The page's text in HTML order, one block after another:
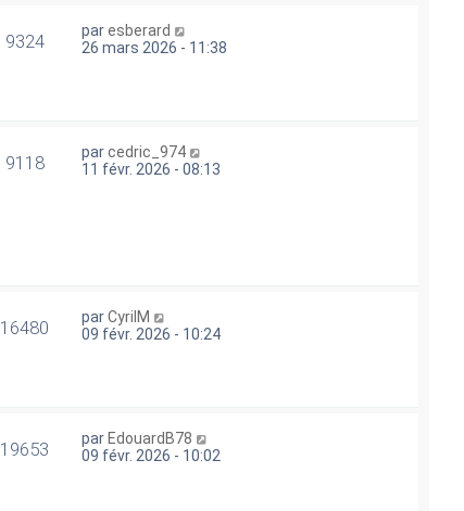
9324 paresberard
26 mars 2026 - 11:38
9118 parcedric_974
11 févr. 2026 - 08:13
16480 parCyrilM
09 févr. 2026 - 10:24
19653 par EdouardB78
09 févr. 2026 - 10:02